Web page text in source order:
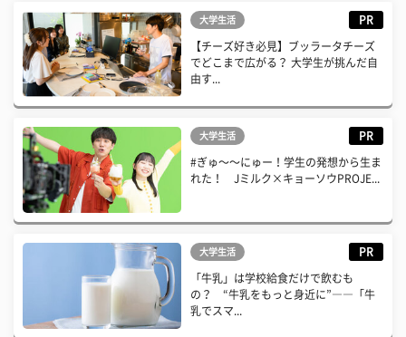
大学生活 PR
【チーズ好き必見】ブッラータチーズ
でどこまで広がる？ 大学生が挑んだ自
由す...
大学生活 PR
#ぎゅ〜〜にゅー！学生の発想から生ま
れた！ Jミルク×キョーソウPROJE...
大学生活 PR
「牛乳」は学校給食だけで飲むも
の？ “牛乳をもっと身近に”――「牛
乳でスマ...